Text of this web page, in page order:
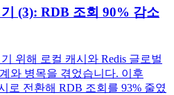
(3): RDB 조회 90% 감소
위해 로컬 캐시와 Redis 글로벌
와 병목을 겪었습니다. 이후
로 전환해 RDB 조회를 93% 줄였